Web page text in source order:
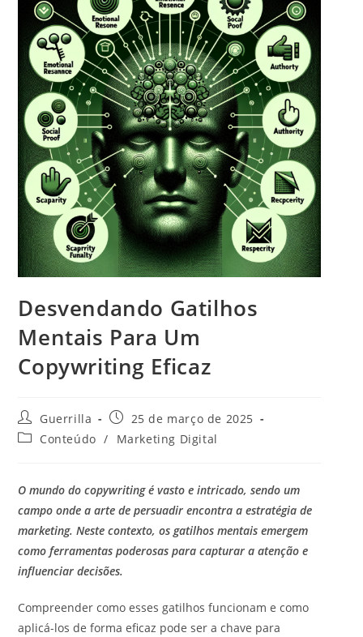
Desvendando Gatilhos
Mentais Para Um
Copywriting Eficaz
A
u
d
o
p
s
t
Guerrilla
P
u
b
l
c
a
o
25 de março de 2025
C
e
g
o
r
i
d
p
o
Conteúdo / Marketing Digital
O mundo do copywriting é vasto e intricado, sendo um
campo onde a arte de persuadir encontra a estratégia de
marketing. Neste contexto, os gatilhos mentais emergem
como ferramentas poderosas para capturar a atenção e
influenciar decisões.
Compreender como esses gatilhos funcionam e como
aplicá-los de forma eficaz pode ser a chave para